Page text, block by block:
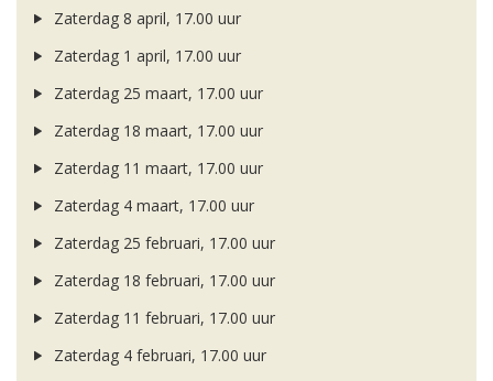
Zaterdag 8 april, 17.00 uur
Zaterdag 1 april, 17.00 uur
Zaterdag 25 maart, 17.00 uur
Zaterdag 18 maart, 17.00 uur
Zaterdag 11 maart, 17.00 uur
Zaterdag 4 maart, 17.00 uur
Zaterdag 25 februari, 17.00 uur
Zaterdag 18 februari, 17.00 uur
Zaterdag 11 februari, 17.00 uur
Zaterdag 4 februari, 17.00 uur